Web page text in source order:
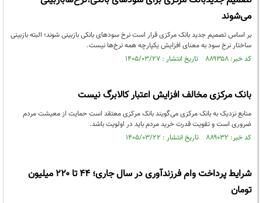
می‌شوند
بر اساس تصمیم جدید بانک مرکزی قرار است نرخ سودهای بانکی بازبینی شوند؛ البته بازبینی
ساختار نرخ سود به معنای افزایش یکپارچه همه نرخ‌ها نیست.
کد خبر: ۸۸۹۳۵۸ تاریخ انتشار : ۱۴۰۵/۰۳/۲۷
بانک مرکزی مخالف افزایش اعتبار کالابرگ نیست
منابع نزدیک به بانک مرکزی می‌گویند بانک مرکزی معتقد است حمایت از معیشت مردم
ضروری است و تقویت قدرت خرید مردم باید در اولویت باشد.
کد خبر: ۸۸۹۰۳۲ تاریخ انتشار : ۱۴۰۵/۰۳/۲۲
شرایط پرداخت وام فرزندآوری در سال جاری؛ ۴۴ تا ۲۲۰ میلیون
تومان